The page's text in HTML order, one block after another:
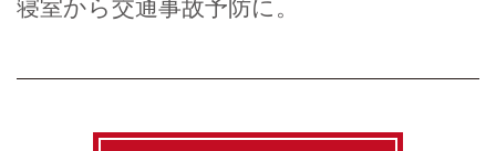
寝室から交通事故予防に。